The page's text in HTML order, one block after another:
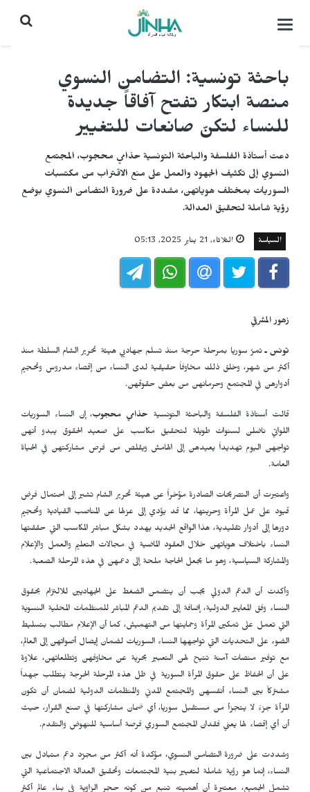
التحكم
باحثة تونسية: التضامن النسوي
منصة ابتكار تفتح آفاقاً جديدة
للنساء لتكنّ صانعات للتغيير
دعت أستاذة الفلسفة والباحثة التونسية حذامي محجوب، المجتمع
النسوي إلى تكثيف الجهود والعمل على منع الاقتراب من مكتسبات
السوريات بمختلف هوياتهن، مشددة على ضرورة التضامن النسوي بوضع
رؤية شاملة لتحقيق العدالة.
السياسة الثلاثاء, 21 يناير 2025, 05:13
زهور المشرقي
تونس ـتمرُ سوريا بمرحلة حرجة منذ تسلم جهاديي هيئة تحرير الشام السلطة منذ
أكثر من شهر، وخلق ذلك مخاوفاً حقيقية لدى النساء من إقصاء مدروس وتحجيم
أدوارهن في المجتمع وحرمانهن من بعض حقوقهن.
قالت أستاذة الفلسفة والباحثة التونسية حذامي محجوب، إن النساء السوريات
اللواتي ناضلن لسنوات طويلة لتحقيق مكاسب على صعيد الحقوق يبدو أنهن
تواجهن اليوم تهديداً يعيدهن إلى الهامش ويقلص من فرص مشاركتهن في الحياة
العامة.
واعتبرت أن التصريحات الصادرة مؤخراً عن هيئة تحرير الشام تشير إلى احتمال فرض
قيود على عمل المرأة وحريتها، مما قد يؤدي إلى عزلها عن المناصب القيادية وتحجيم
دورها إلى أدوار تقليدية، هذا الواقع الجديد يهدد بشكل مباشر المكاسب التي حققتها
النساء باختلاف هوياتهن خلال العقود الماضية في مجالات التعليم والعمل والإعلام
والمشاركة السياسية، وهو ما يجعل الحاجة ملحة إلى دعمهن في هذه المرحلة الصعبة.
وأكدت أن الدعم الدولي يجب أن يتضمن الضغط على الجهاديين للالتزام بحقوق
النساء وفق المعايير الدولية، إضافة إلى تقديم الدعم المباشر للمنظمات المحلية النسوية
التي تعمل على تمكين المرأة وحمايتها من التهميش، كما أن الإعلام مطالب بتسليط
الضوء على التحديات التي تواجهها النساء السوريات لضمان إيصال أصواتهن إلى العالم،
مع توفير منصات آمنة تتيح لهن التعبير بحرية عن مخاوفهن وتطلعاتهن، علاوة
على أن الحفاظ على حقوق المرأة السورية في ظل هذه المرحلة الحرجة يتطلب جهداً
مشتركاً بين النساء أنفسهن والمجتمع المدني والمنظمات الدولية لضمان أن تكون
المرأة جزءً لا يتجزأ من مستقبل سوريا، أي ضمان مشاركتها في صنع القرار، حيث
أن أي إقصاء لها يعني فقدان المجتمع السوري فرصة أساسية للنهوض والتقدم.
وشددت على ضرورة التضامن النسوي، مؤكدة أنه أكثر من مجرّد دعم متبادل بين
النساء، إنما هو رؤية شاملة لتغيير بنية المجتمعات وتحقيق العدالة الاجتماعية التي
تشمل الجميع، معتبرة أن أهميته تنبع من كونه حجر الزاوية في بناء عالم أكثر